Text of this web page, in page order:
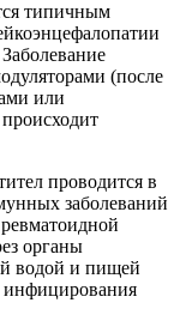
типичным
(после
или
проводится в
заболеваний
органы
водой и пищей